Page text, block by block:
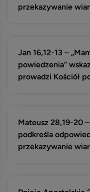
przekazywanie
Jan 16,12-13 –
powiedzenia”
prowadzi Kościół
Mateusz 28,19-20
podkreśla
przekazywanie